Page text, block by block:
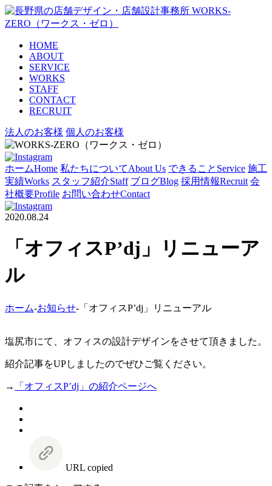
HOME
ABOUT
SERVICE
WORKS
STAFF
CONTACT
RECRUIT
法人のお客様 個人のお客様
ホームHome 私たちについてAbout Us できること Service 施工
実績Works スタッフ紹介Staff ブログBlog 採用情報Recruit 会
社概要Profile お問い合わせContact
2020.08.24
「オフィスP’dj」リニューア
ル
ホーム-お知らせ- 「オフィスP’dj」リニューアル
塩尻市にて、オフィスの設計デザインをさせて頂きました。
紹介記事をUPしましたのでぜひご覧ください。
→ 「オフィスP’dj」の紹介ページへ
URL copied